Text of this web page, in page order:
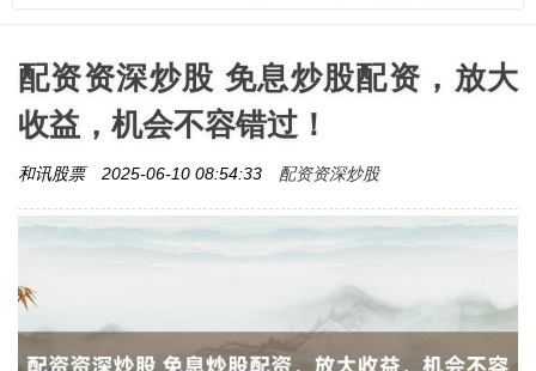
配资资深炒股 免息炒股配资，放大
收益，机会不容错过！
和讯股票 2025-06-10 08:54:33 配资资深炒股